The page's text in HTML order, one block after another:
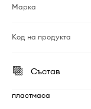
Марка
Код на продукта
Състав
пластмаса